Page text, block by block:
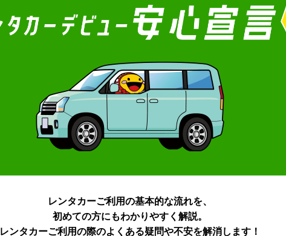
レンタカーご利用の基本的な流れを、
初めての方にもわかりやすく解説。
レンタカーご利用の際のよくある疑問や不安を解消します！